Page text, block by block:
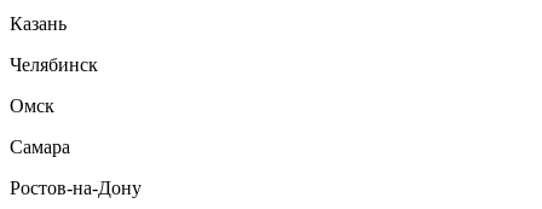
Казань
Челябинск
Омск
Самара
Ростов-на-Дону